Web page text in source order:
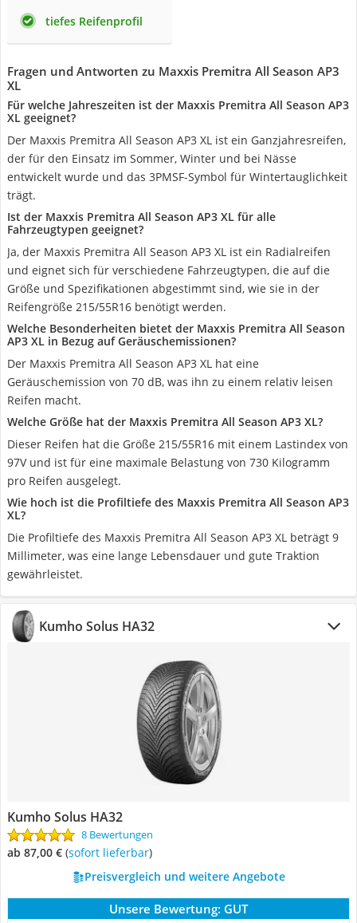
tiefes Reifenprofil
Fragen und Antworten zu Maxxis Premitra All Season AP3
XL
Für welche Jahreszeiten ist der Maxxis Premitra All Season AP3
XL geeignet?
Der Maxxis Premitra All Season AP3 XL ist ein Ganzjahresreifen,
der für den Einsatz im Sommer, Winter und bei Nässe
entwickelt wurde und das 3PMSF-Symbol für Wintertauglichkeit
trägt.
Ist der Maxxis Premitra All Season AP3 XL für alle
Fahrzeugtypen geeignet?
Ja, der Maxxis Premitra All Season AP3 XL ist ein Radialreifen
und eignet sich für verschiedene Fahrzeugtypen, die auf die
Größe und Spezifikationen abgestimmt sind, wie sie in der
Reifengröße 215/55R16 benötigt werden.
Welche Besonderheiten bietet der Maxxis Premitra All Season
AP3 XL in Bezug auf Geräuschemissionen?
Der Maxxis Premitra All Season AP3 XL hat eine
Geräuschemission von 70 dB, was ihn zu einem relativ leisen
Reifen macht.
Welche Größe hat der Maxxis Premitra All Season AP3 XL?
Dieser Reifen hat die Größe 215/55R16 mit einem Lastindex von
97V und ist für eine maximale Belastung von 730 Kilogramm
pro Reifen ausgelegt.
Wie hoch ist die Profiltiefe des Maxxis Premitra All Season AP3
XL?
Die Profiltiefe des Maxxis Premitra All Season AP3 XL beträgt 9
Millimeter, was eine lange Lebensdauer und gute Traktion
gewährleistet.
Kumho Solus HA32
Kumho Solus HA32
8 Bewertungen
ab 87,00 € ( Sofort lieferbar)
Preisvergleich und weitere Angebote
Unsere Bewertung: GUT